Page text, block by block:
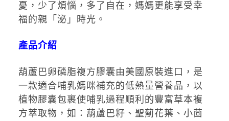
憂，少了煩惱，多了自在，媽媽更能享受幸
福的親「泌」時光。
產品介紹
葫蘆巴卵磷脂複方膠囊由美國原裝進口，是
一款適合哺乳媽咪補充的低熱量營養品，以
植物膠囊包裹使哺乳過程順利的豐富草本複
方萃取物，如：葫蘆巴籽、聖薊花葉、小茴